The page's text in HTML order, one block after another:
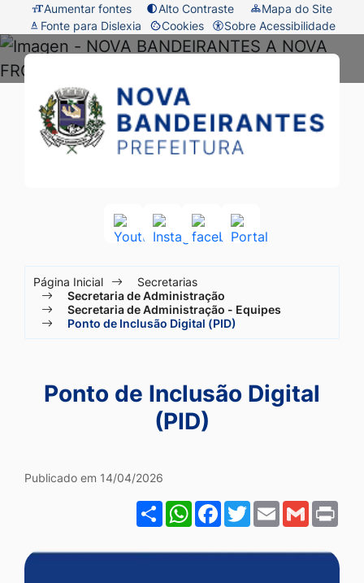
Seção
de
atalhos
e
links
de
acessibilidade
Ir
para
o
conteúdo
[alt+1]
para
busca
para
[alt+4]
Aumentar fontes Alto Contraste
Mapa do Site
Fonte para Dislexia
Cookies
Abrir
de
cookies
Sobre Acessibilidade
Seção
do
menu
principal
Prefeitura
de
Nova
Acessar
Social
Youtube
Acessar
Social
Instagram
Acessar
Social
facebook
Acessar
Portal
do
menu
Página Inicial
Secretarias
Secretaria de Administração
Secretaria de Administração - Equipes
Ponto de Inclusão Digital (PID)
Ponto de Inclusão Digital
(PID)
Colaborador Ponto de
Publicado em 14/04/2026
ShareWhatsApp
Facebook
Twitter
EmailGmail